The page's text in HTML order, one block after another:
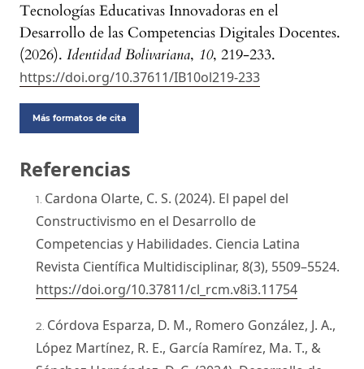
Tecnologías Educativas Innovadoras en el
Desarrollo de las Competencias Digitales Docentes.
(2026). Identidad Bolivariana, 10, 219-233.
https://doi.org/10.37611/IB10ol219-233
Más formatos de cita
Referencias
Cardona Olarte, C. S. (2024). El papel del
Constructivismo en el Desarrollo de
Competencias y Habilidades. Ciencia Latina
Revista Científica Multidisciplinar, 8(3), 5509–5524.
https://doi.org/10.37811/cl_rcm.v8i3.11754
Córdova Esparza, D. M., Romero González, J. A.,
López Martínez, R. E., García Ramírez, Ma. T., &